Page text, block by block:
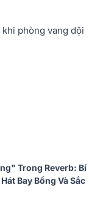
phòng vang dội
Trong Reverb: Bí
Bay Bổng Và Sắc